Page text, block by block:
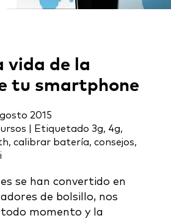
vida de la
tu smartphone
2015
Etiquetado 3g, 4g,
, calibrar batería, consejos,
se han convertido en
de bolsillo, nos
momento y la